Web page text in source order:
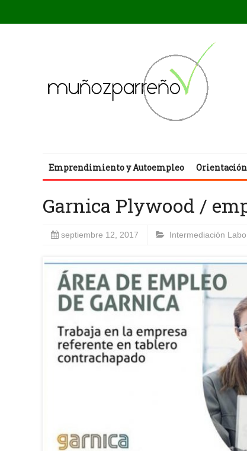
Emprendimiento y Autoempleo
Garnica Plywood /
septiembre 12, 2017 Intermediación